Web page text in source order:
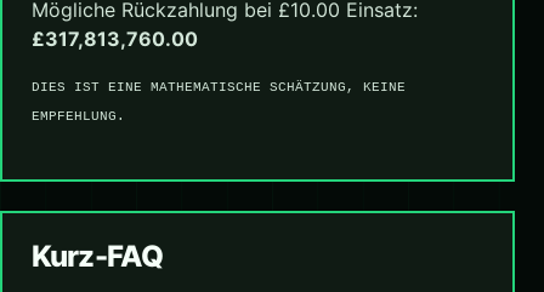
Mögliche Rückzahlung bei £10.00 Einsatz:
£317,813,760.00
DIES IST EINE MATHEMATISCHE SCHÄTZUNG, KEINE
EMPFEHLUNG.
Kurz-FAQ